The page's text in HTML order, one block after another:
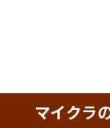
マイクラ